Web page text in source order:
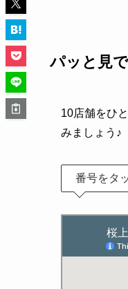
パッと見
10店舗をひ
みましょう♪
番号をタ